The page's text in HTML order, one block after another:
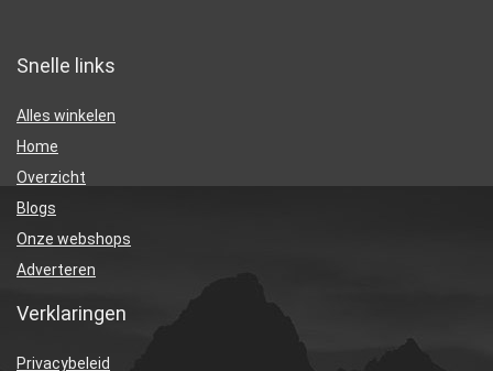
Snelle links
Alles winkelen
Home
Overzicht
Blogs
Onze webshops
Adverteren
Verklaringen
Privacybeleid